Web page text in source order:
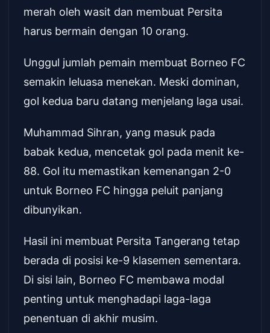
merah oleh wasit dan membuat Persita
harus bermain dengan 10 orang.
Unggul jumlah pemain membuat Borneo FC
semakin leluasa menekan. Meski dominan,
gol kedua baru datang menjelang laga usai.
Muhammad Sihran, yang masuk pada
babak kedua, mencetak gol pada menit ke-
88. Gol itu memastikan kemenangan 2-0
untuk Borneo FC hingga peluit panjang
dibunyikan.
Hasil ini membuat Persita Tangerang tetap
berada di posisi ke-9 klasemen sementara.
Di sisi lain, Borneo FC membawa modal
penting untuk menghadapi laga-laga
penentuan di akhir musim.